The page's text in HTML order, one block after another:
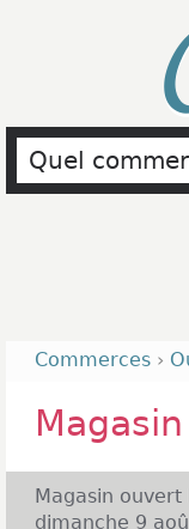
Commerces ›
Magasin ouvert
dimanche 9